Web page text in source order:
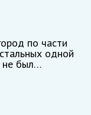
по части
одной
не был…